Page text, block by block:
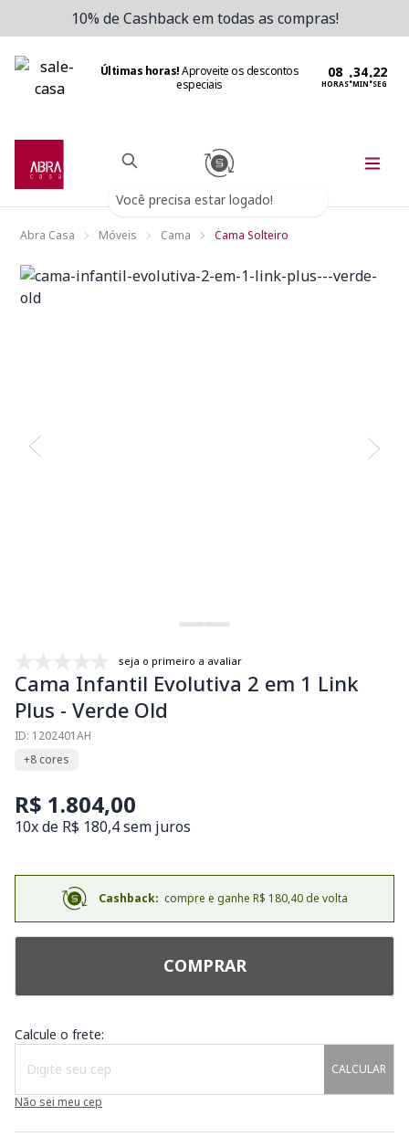
10% de Cashback em todas as compras!
Últimas horas!Aproveite os descontos
especiais
HORAS:MIN:SEG
Você precisa estar logado!
Abra Casa Móveis Cama Cama Solteiro
seja o primeiro a avaliar
Cama Infantil Evolutiva 2 em 1 Link
Plus - Verde Old
ID: 1202401AH
+8 cores
R$ 1.804,00
10x de R$ 180,4 sem juros
Cashback: compre e ganhe R$ 180,40 de volta
COMPRAR
Calcule o frete:
CALCULAR
Não sei meu cep